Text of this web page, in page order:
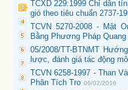
TCXD 229:1999 Chỉ dẫn
gió theo tiêu chuẩn 2737-
TCVN 5270-2008 - Mật
Bằng Phương Pháp Quang
05/2008/TT-BTNMT
lược, đánh giá tác động
TCVN 6258-1997 - Than
Phân Tích Tro 06/02/2016